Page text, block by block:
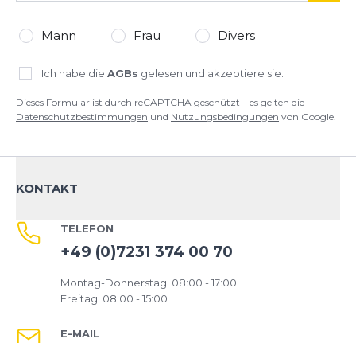
Mann Frau Divers
Ich habe die AGBs gelesen und akzeptiere sie.
Dieses Formular ist durch reCAPTCHA geschützt – es gelten die
Datenschutzbestimmungen und Nutzungsbedingungen von Google.
KONTAKT
TELEFON
+49 (0)7231 374 00 70
Montag-Donnerstag: 08:00 - 17:00
Freitag: 08:00 - 15:00
E-MAIL